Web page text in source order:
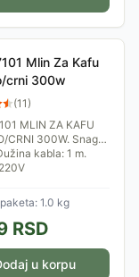
Mlin Za Kafu
crni 300w
(11)
MLIN ZA KAFU
CRNI 300W. Snaga:
kabla: 1 m.
1.0 kg
RSD
u korpu